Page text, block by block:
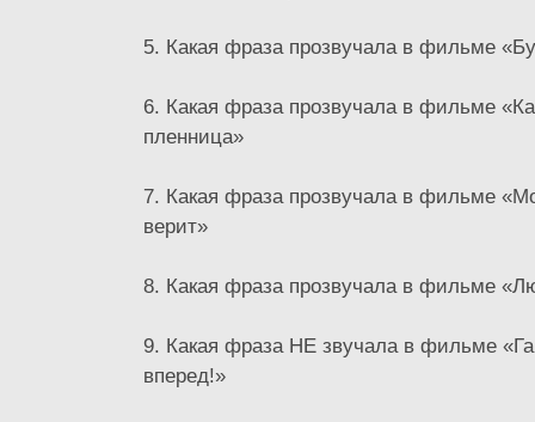
5. Какая фраза прозвучала в фильме
6. Какая фраза прозвучала в фильме
пленница»
7. Какая фраза прозвучала в фильме
верит»
8. Какая фраза прозвучала в фильме
9. Какая фраза НЕ звучала в фильме
вперед!»